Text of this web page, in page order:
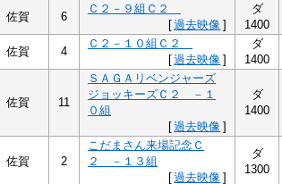
佐賀 6
Ｃ２－９組Ｃ２
[過去映像 ]
ダ
1400
佐賀 4
Ｃ２－１０組Ｃ２
[過去映像 ]
ダ
1400
佐賀 11
ＳＡＧＡリベンジャーズ
ジョッキーズＣ２ －１
０組
[過去映像 ]
ダ
1400
佐賀 2
こだまさん来場記念Ｃ
２ －１３組
[過去映像 ]
ダ
1300